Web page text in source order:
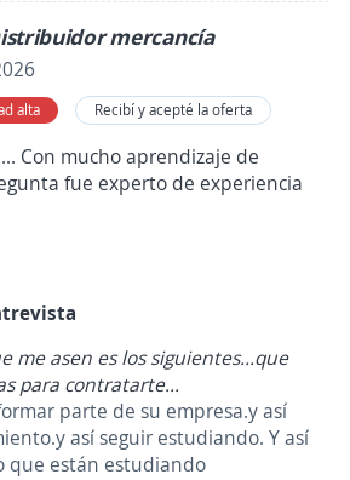
mercancía
alta Recibí y acepté la oferta
Con mucho aprendizaje de
fue experto de experiencia
me asen es los siguientes...que
para contratarte...
parte de su empresa.y así
así seguir estudiando. Y así
que están estudiando